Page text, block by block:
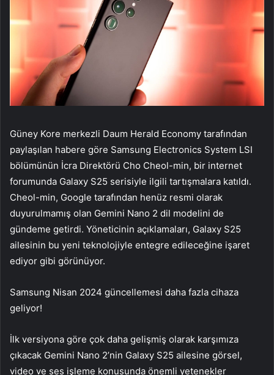
Güney Kore merkezli Daum Herald Economy tarafından
paylaşılan habere göre Samsung Electronics System LSI
bölümünün İcra Direktörü Cho Cheol-min, bir internet
forumunda Galaxy S25 serisiyle ilgili tartışmalara katıldı.
Cheol-min, Google tarafından henüz resmi olarak
duyurulmamış olan Gemini Nano 2 dil modelini de
gündeme getirdi. Yöneticinin açıklamaları, Galaxy S25
ailesinin bu yeni teknolojiyle entegre edileceğine işaret
ediyor gibi görünüyor.
Samsung Nisan 2024 güncellemesi daha fazla cihaza
geliyor!
İlk versiyona göre çok daha gelişmiş olarak karşımıza
çıkacak Gemini Nano 2’nin Galaxy S25 ailesine görsel,
video ve ses işleme konusunda önemli yetenekler